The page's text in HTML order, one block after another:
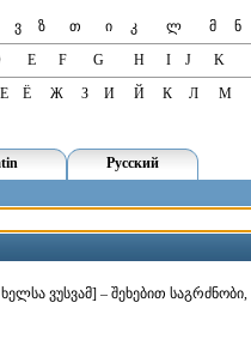
ვ ზ თ ი კ ლ მ
ნ
E F G H I J
K
Е Ё Ж З И Й К Л М
Русский
ვუსვამ] – შეხებით